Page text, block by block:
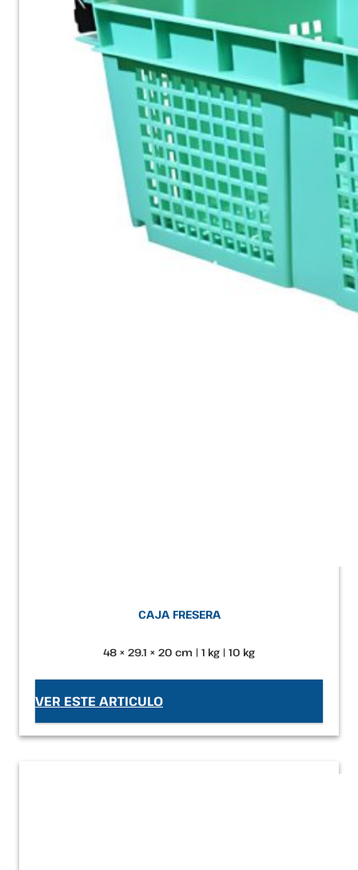
CAJA FRESERA
48 × 29.1 × 20 cm | 1 kg | 10 kg
VER ESTE ARTICULO